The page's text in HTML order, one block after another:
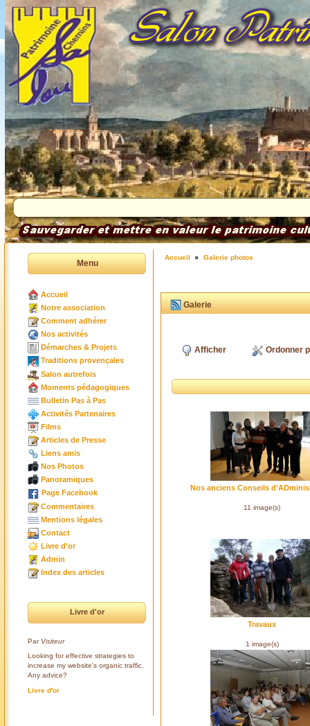
Menu
Accueil
Notre association
Comment adhérer
Nos activités
Démarches & Projets
Traditions provençales
Salon autrefois
Moments pédagogiques
Bulletin Pas à Pas
Activités Partenaires
Films
Articles de Presse
Liens amis
Nos Photos
Panoramiques
Page Facebook
Commentaires
Mentions légales
Contact
Livre d'or
Admin
Index des articles
Livre d'or
Par Visiteur
Looking for effective strategies to
increase my website's organic traffic.
Any advice?
Livre d'or
Accueil Galerie photos
Galerie
Afficher Ordonner
Nos anciens Conseils
11 image(s)
Travaux
1 image(s)